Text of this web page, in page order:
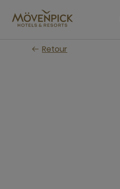
contenu
Retour